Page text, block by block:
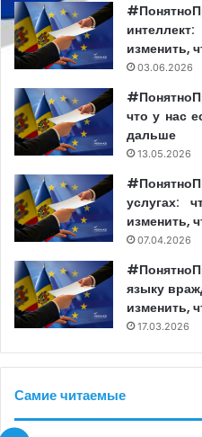
изменить,
03.06.2026
что у нас
дальше
13.05.2026
услугах:
изменить,
07.04.2026
языку
изменить,
17.03.2026
Самие читаемые